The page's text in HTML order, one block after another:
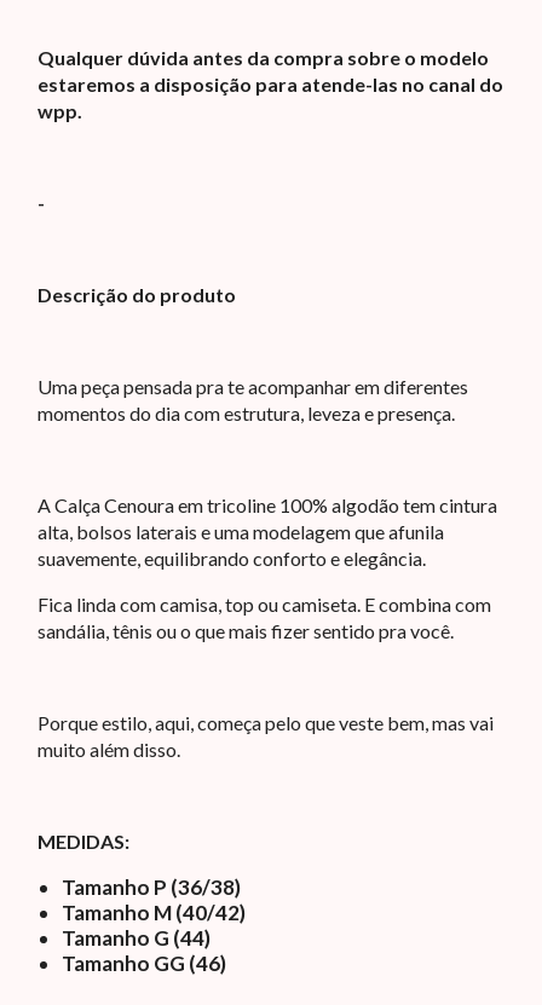
Qualquer dúvida antes da compra sobre o modelo
estaremos a disposição para atende-las no canal do
wpp.
-
Descrição do produto
Uma peça pensada pra te acompanhar em diferentes
momentos do dia com estrutura, leveza e presença.
A Calça Cenoura em tricoline 100% algodão tem cintura
alta, bolsos laterais e uma modelagem que afunila
suavemente, equilibrando conforto e elegância.
Fica linda com camisa, top ou camiseta. E combina com
sandália, tênis ou o que mais fizer sentido pra você.
Porque estilo, aqui, começa pelo que veste bem, mas vai
muito além disso.
MEDIDAS:
Tamanho P (36/38)
Tamanho M (40/42)
Tamanho G (44)
Tamanho GG (46)